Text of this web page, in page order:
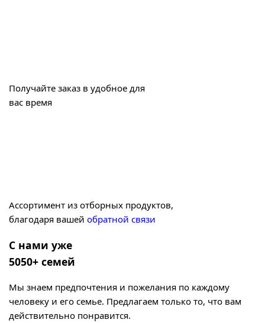
Получайте заказ в удобное для
вас время
Ассортимент из отборных продуктов,
благодаря вашей обратной связи
С нами уже
5050+ семей
Мы знаем предпочтения и пожелания по каждому
человеку и его семье. Предлагаем только то, что вам
действительно понравится.